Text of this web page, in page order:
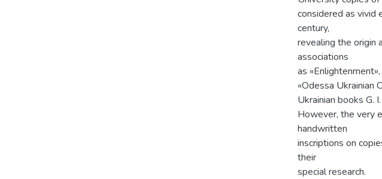
considered as
century,
revealing the origin
associations
as
«Odessa Ukrainian
Ukrainian books G.
However, the very
handwritten
inscriptions on
their
special research.